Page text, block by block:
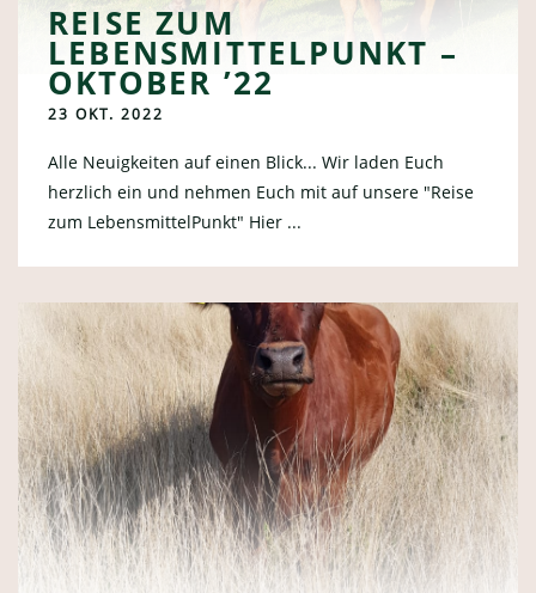
REISE ZUM
LEBENSMITTELPUNKT –
OKTOBER ’22
23 OKT. 2022
Alle Neuigkeiten auf einen Blick... Wir laden Euch
herzlich ein und nehmen Euch mit auf unsere "Reise
zum LebensmittelPunkt" Hier ...